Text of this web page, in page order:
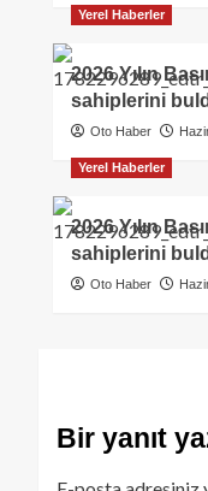
Yerel Haberler
2026 Yılın
sahiplerini
Oto Haber
Yerel Haberler
2026 Yılın
sahiplerini
Oto Haber
Bir yanıt